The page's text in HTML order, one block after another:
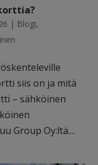
| Blogi,
siis on ja mitä
– sähköinen
Group Oy:ltä....